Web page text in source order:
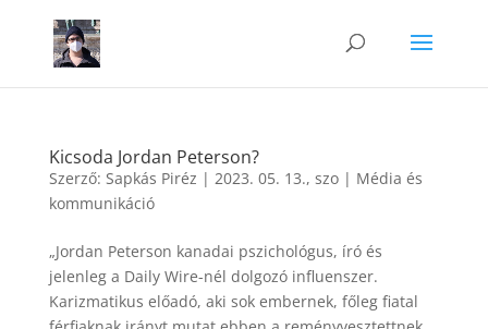
Kicsoda Jordan Peterson?
Szerző: Sapkás Piréz | 2023. 05. 13., szo| Média és
kommunikáció
„Jordan Peterson kanadai pszichológus, író és
jelenleg a Daily Wire-nél dolgozó influenszer.
Karizmatikus előadó, aki sok embernek, főleg fiatal